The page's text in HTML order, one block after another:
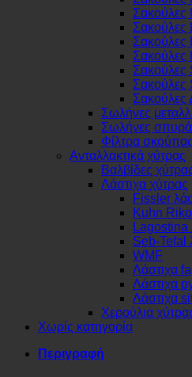
Σακούλες
Σακούλες
Σακούλες
Σακούλες
Σακούλες
Σακούλες
Σακούλες
Σωλήνες
Σωλήνες
Φίλτρα σκούπας
Ανταλλακτικά χύτρας
Βαλβίδες
Λάστιχα χύτρας
Fissler
Kuhn
Lagostina
Seb-Tefal
WMF
Λάστιχα
Λάστιχα
Λάστιχα
Χερούλια
Χωρίς κατηγορία
Περιγραφή